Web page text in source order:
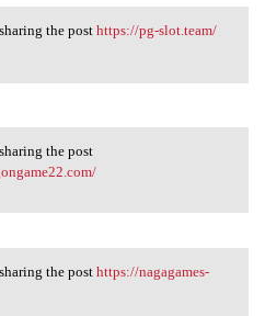
sharing the post
the post https://pg-slot.team/
the post
the post
the post
the post https://nagagames-